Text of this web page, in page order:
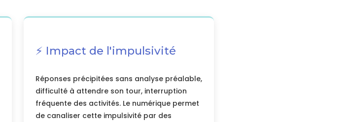
⚡ Impact de l'impulsivité
Réponses précipitées sans analyse préalable,
difficulté à attendre son tour, interruption
fréquente des activités. Le numérique permet
de canaliser cette impulsivité par des